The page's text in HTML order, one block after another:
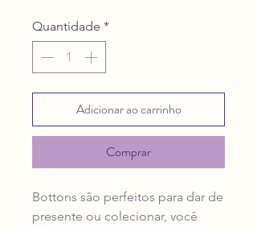
Quantidade *
Adicionar ao carrinho
Comprar
Bottons são perfeitos para dar de
presente ou colecionar, você